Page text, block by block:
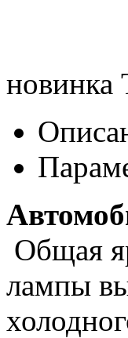
новинка
Общая
лампы